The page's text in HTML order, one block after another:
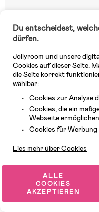
7 VERFÜGBAR
(38)
Doomoo Still- &
Schwangerschaftskissen
Manchester Sand
71,30 €
Du entscheidest,
dürfen.
Jollyroom und unsere
Cookies auf dieser Seite.
die Seite korrekt
wählbar:
Cookies zur Analyse
Cookies, die ein
Webseite
Cookies für Werbung
Lies mehr über Cookies
ALLE
COOKIES
AKZEPTIEREN